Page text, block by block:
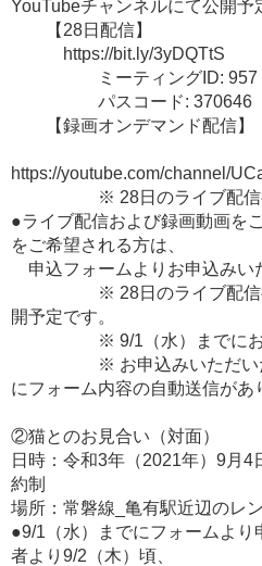
YouTubeチャンネルにて公開予
【28日配信】
https://bit.ly/3yDQTtS
ミーティングID: 957
パスコード: 370646
【録画オンデマンド配信】
https://youtube.com/channel/
※ 28日のライブ配信後に
●ライブ配信および録画動画を
をご希望される方は、
申込フォームよりお申込みい
※ 28日のライブ配信後
開予定です。
※ 9/1（水）までにお申
※ お申込みいただいた方
にフォーム内容の自動送信があ
②猫とのお見合い（対面）
日時：令和3年（2021年）9月
約制
場所：常磐線_亀有駅近辺のレ
●9/1（水）までにフォームより
者より9/2（木）頃、